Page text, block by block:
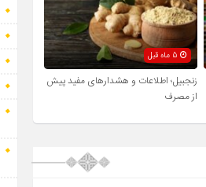
زنجبیل؛ اطلاعات و هشدارهای مفید پیش
از مصرف